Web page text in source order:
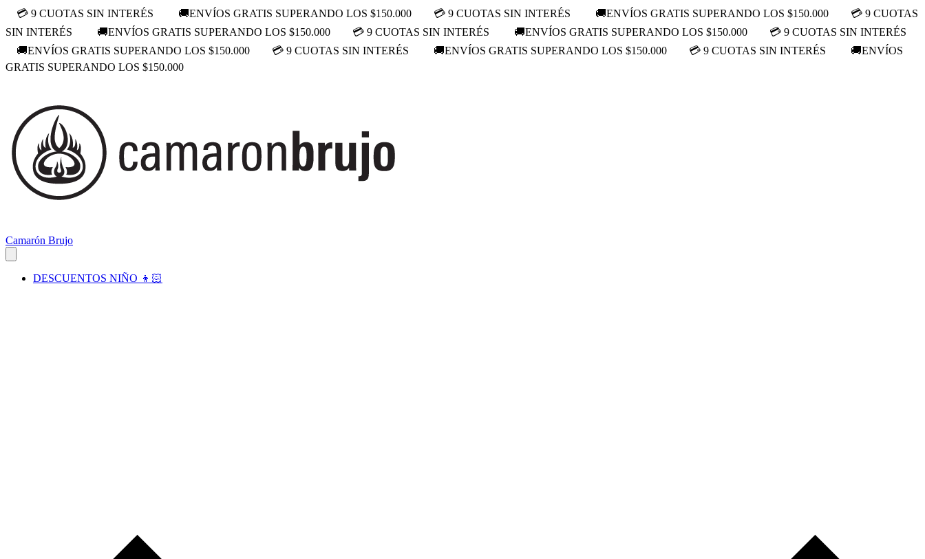
💳 9 CUOTAS SIN INTERÉS 🚚ENVÍOS GRATIS SUPERANDO LOS $150.000 💳 9 CUOTAS SIN INTERÉS 🚚ENVÍOS GRATIS SUPERANDO LOS $150.000
💳 9 CUOTAS
SIN INTERÉS
🚚ENVÍOS GRATIS SUPERANDO LOS $150.000 💳 9 CUOTAS SIN INTERÉS 🚚ENVÍOS GRATIS SUPERANDO LOS $150.000
💳 9 CUOTAS SIN INTERÉS
🚚ENVÍOS GRATIS SUPERANDO LOS $150.000
💳 9 CUOTAS SIN INTERÉS 🚚ENVÍOS GRATIS SUPERANDO LOS $150.000 💳 9 CUOTAS SIN INTERÉS
🚚ENVÍOS
GRATIS SUPERANDO LOS $150.000
Camarón Brujo
DESCUENTOS NIÑO 👦🏻